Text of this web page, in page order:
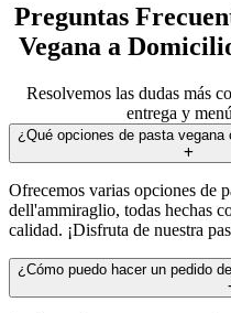
Preguntas
Vegana a
Resolvemos las dudas más
entrega y
¿Qué opciones de pasta vegana
Ofrecemos varias opciones de
dell'ammiraglio, todas hechas
calidad. ¡Disfruta de nuestra
¿Cómo puedo hacer un pedido